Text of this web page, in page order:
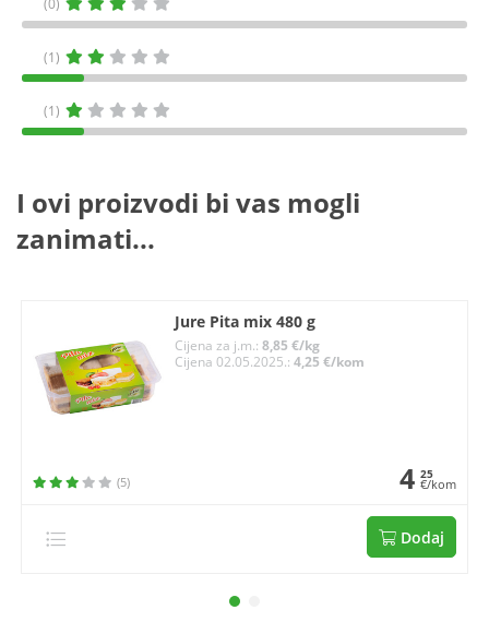
(1)
(1)
I ovi proizvodi bi vas mogli
zanimati...
Jure Pita mix 480 g
Cijena za j.m.:8,85 €/kg
Cijena 02.05.2025.:4,25 €/kom
(5) 4 25
€/kom
Dodaj